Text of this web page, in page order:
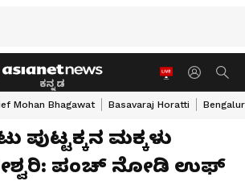
ಕನ್ನಡ
Mohan Bhagawat Basavaraj Horatti
ಪುಟ್ಟಕ್ಕನ ಮಕ್ಕಳು
ಪಂಚ್​ ನೋಡಿ ಉಫ್​